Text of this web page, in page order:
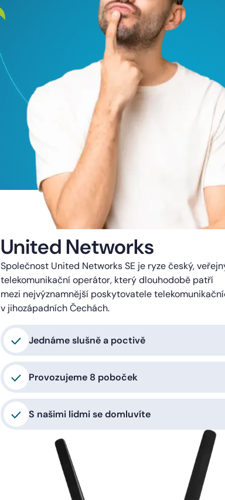
United Networks
Společnost United Networks SE je ryze český,
telekomunikační operátor, který dlouhodobě patří
mezi nejvýznamnější poskytovatele
v jihozápadních Čechách.
Jednáme slušně a poctivě
Provozujeme 8 poboček
S našimi lidmi se domluvíte